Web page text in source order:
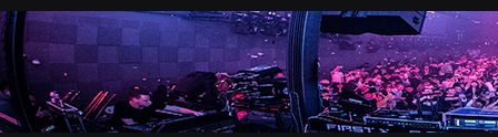
蝉爸爸妈妈爱存在夏天的风是想你的
声音啊